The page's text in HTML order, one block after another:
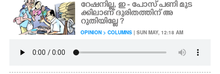
റേഷനില്ല, ഇ - പോസ് പണി മുട
ക്കിലാണ് ദുരിതത്തിന് അ
റുതിയില്ലേ ?
OPINION > COLUMNS | SUN MAY, 12:18 AM